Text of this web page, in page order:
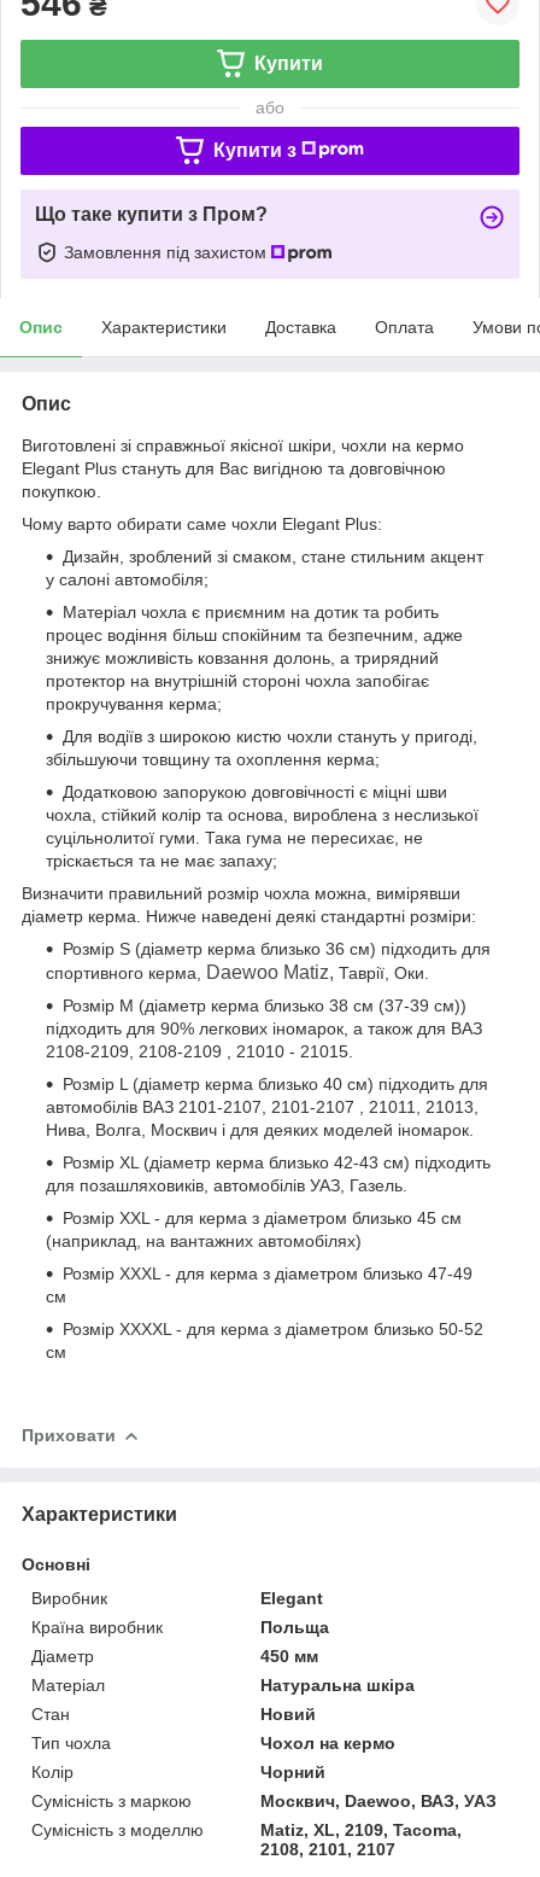
₴
Купити
або
Купити з
Що таке купити з Пром?
Замовлення під захистом
Опис Характеристики Доставка Оплата Умови
Опис
Виготовлені зі справжньої якісної шкіри, чохли на кермо
Elegant Plus стануть для Вас вигідною та довговічною
покупкою.
Чому варто обирати саме чохли Elegant Plus:
Дизайн, зроблений зі смаком, стане стильним акцент
у салоні автомобіля;
Матеріал чохла є приємним на дотик та робить
процес водіння більш спокійним та безпечним, адже
знижує можливість ковзання долонь, а трирядний
протектор на внутрішній стороні чохла запобігає
прокручування керма;
Для водіїв з широкою кистю чохли стануть у пригоді,
збільшуючи товщину та охоплення керма;
Додатковою запорукою довговічності є міцні шви
чохла, стійкий колір та основа, вироблена з неслизької
суцільнолитої гуми. Така гума не пересихає, не
тріскається та не має запаху;
Визначити правильний розмір чохла можна, вимірявши
діаметр керма. Нижче наведені деякі стандартні розміри:
Розмір S (діаметр керма близько 36 см) підходить для
спортивного керма,
Daewoo Matiz, Таврії, Оки.
Розмір М (діаметр керма близько 38 см (37-39 см))
підходить для 90% легкових іномарок, а також для ВАЗ
2108-2109, 2108-2109 , 21010 - 21015.
Розмір L (діаметр керма близько 40 см) підходить для
автомобілів ВАЗ 2101-2107, 2101-2107 , 21011, 21013,
Нива, Волга, Москвич і для деяких моделей іномарок.
Розмір XL (діаметр керма близько 42-43 см) підходить
для позашляховиків, автомобілів УАЗ, Газель.
Розмір XXL - для керма з діаметром близько 45 см
(наприклад, на вантажних автомобілях)
Розмір XXXL - для керма з діаметром близько 47-49
см
Розмір XXXXL - для керма з діаметром близько 50-52
см
Приховати
Характеристики
Основні
Виробник
Elegant
Країна виробник
Польща
Діаметр
450 мм
Матеріал
Натуральна шкіра
Стан
Новий
Тип чохла
Чохол на кермо
Колір
Чорний
Сумісність з маркою
Москвич, Daewoo, ВАЗ, УАЗ
Сумісність з моделлю
Matiz, XL, 2109, Tacoma,
2108, 2101, 2107